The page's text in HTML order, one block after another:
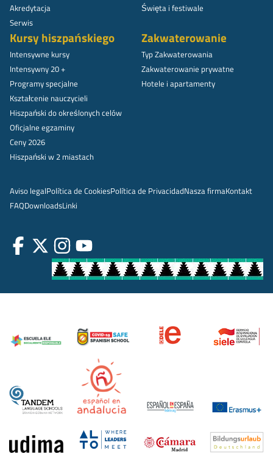
Akredytacja
Serwis
Święta i festiwale
Kursy hiszpańskiego
Intensywne kursy
Intensywny 20 +
Programy specjalne
Kształcenie nauczycieli
Hiszpański do określonych celów
Oficjalne egzaminy
Ceny 2026
Hiszpański w 2 miastach
Zakwaterowanie
Typ Zakwaterowania
Zakwaterowanie prywatne
Hotele i apartamenty
Aviso legalPolítica de CookiesPolítica de PrivacidadNasza firmaKontakt
FAQDownloadsLinki